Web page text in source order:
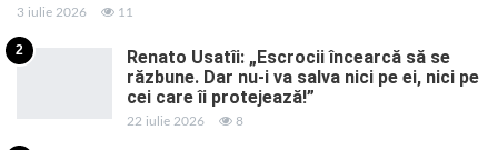
3 iulie 2026 11
2
Renato Usatîi: „Escrocii încearcă să se
răzbune. Dar nu-i va salva nici pe ei, nici pe
cei care îi protejează!”
22 iulie 2026 8